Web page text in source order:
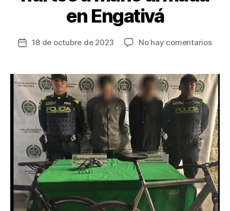
en Engativá
Fecha
entrada
18 de octubre de 2023 No hay comentariosen
de
dos
a
en